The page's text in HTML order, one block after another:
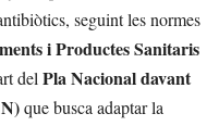
seguint les normes
i Productes Sanitaris
del Pla Nacional davant
que busca adaptar la